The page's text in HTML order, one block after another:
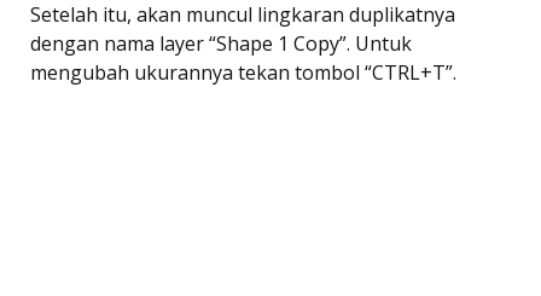
Setelah itu, akan muncul lingkaran duplikatnya
dengan nama layer “Shape 1 Copy”. Untuk
mengubah ukurannya tekan tombol “CTRL+T”.